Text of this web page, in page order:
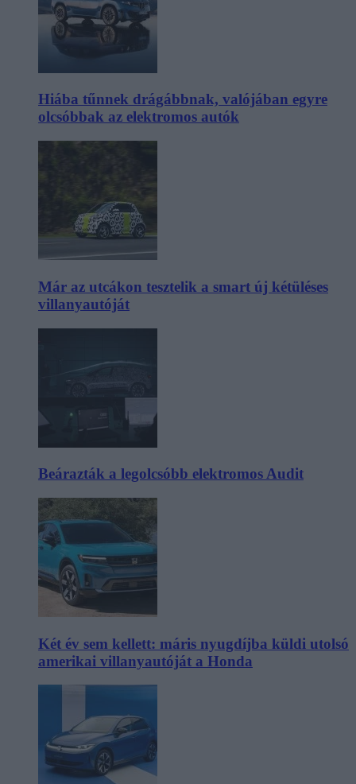
Hiába tűnnek drágábbnak, valójában egyre
olcsóbbak az elektromos autók
Már az utcákon tesztelik a smart új kétüléses
villanyautóját
Beárazták a legolcsóbb elektromos Audit
Két év sem kellett: máris nyugdíjba küldi utolsó
amerikai villanyautóját a Honda